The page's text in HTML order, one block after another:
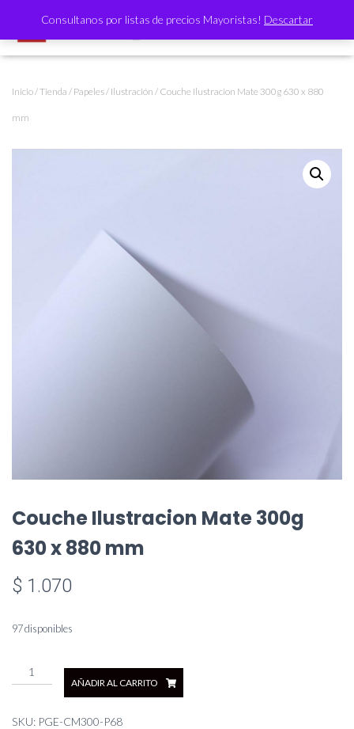
Consultanos por listas de precios Mayoristas! Descartar
Inicio/Tienda / Papeles/ Ilustración / Couche Ilustracion Mate 300g 630 x 880
mm
Couche Ilustracion Mate 300g
630 x 880 mm
$ 1.070
97 disponibles
Couche
Ilustracion
300g
AÑADIR AL CARRITO
SKU: PGE-CM300-P68